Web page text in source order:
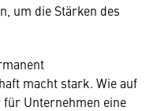
um die Stärken des
macht stark. Wie auf
Unternehmen eine